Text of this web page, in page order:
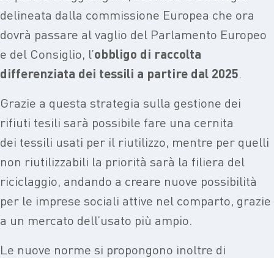
delineata dalla commissione Europea che ora
dovrà passare al vaglio del Parlamento Europeo
e del Consiglio, l’obbligo di raccolta
differenziata dei tessili a partire dal 2025.
Grazie a questa strategia sulla gestione dei
rifiuti tesili sarà possibile fare una cernita
dei tessili usati per il riutilizzo, mentre per quelli
non riutilizzabili la priorità sarà la filiera del
riciclaggio, andando a creare nuove possibilità
per le imprese sociali attive nel comparto, grazie
a un mercato dell’usato più ampio.
Le nuove norme si propongono inoltre di